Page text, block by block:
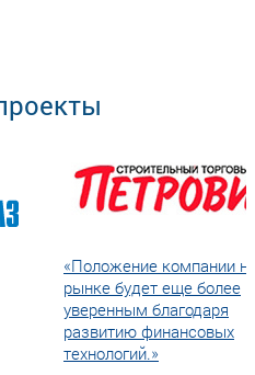
«Положение компании
рынке будет еще более
уверенным благодаря
развитию финансовых
технологий.»